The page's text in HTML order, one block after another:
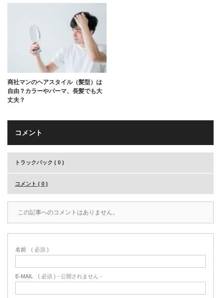
商社マンのヘアスタイル（髪型）は
自由？カラーやパーマ、長髪でも大
丈夫？
コメント
トラックバック ( 0 )
コメント ( 0 )
この記事へのコメントはありません。
名前 ( 必須 )
E-MAIL ( 必須 ) - 公開されません -